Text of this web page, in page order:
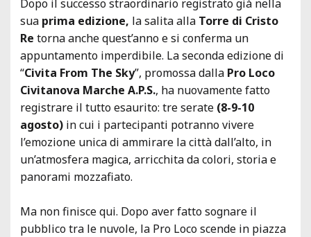
Dopo il successo straordinario registrato già nella
sua prima edizione, la salita alla Torre di Cristo
Re torna anche quest’anno e si conferma un
appuntamento imperdibile. La seconda edizione di
“Civita From The Sky”, promossa dalla Pro Loco
Civitanova Marche A.P.S., ha nuovamente fatto
registrare il tutto esaurito: tre serate (8-9-10
agosto) in cui i partecipanti potranno vivere
l’emozione unica di ammirare la città dall’alto, in
un’atmosfera magica, arricchita da colori, storia e
panorami mozzafiato.
Ma non finisce qui. Dopo aver fatto sognare il
pubblico tra le nuvole, la Pro Loco scende in piazza